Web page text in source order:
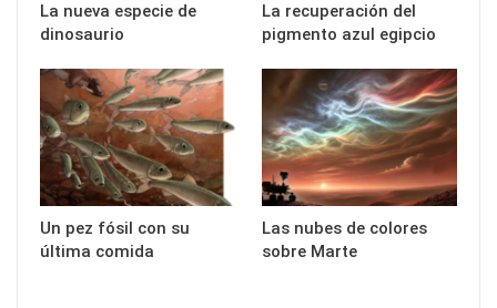
La nueva especie de
dinosaurio
La recuperación del
pigmento azul egipcio
Un pez fósil con su
última comida
Las nubes de colores
sobre Marte